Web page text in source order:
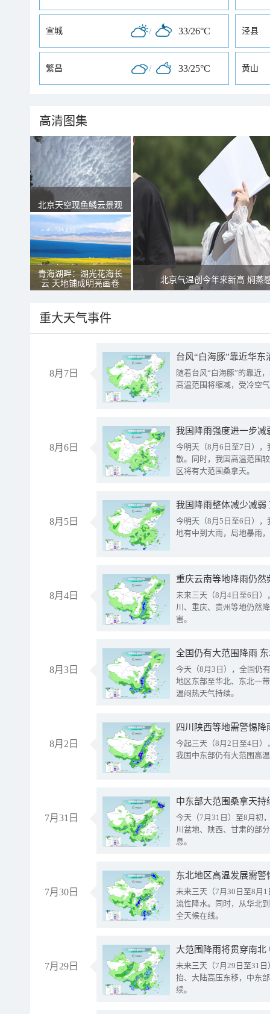
宣城 / 33/26°C 泾县
繁昌 / 33/25°C 黄山
高清图集
北京天空现鱼鳞云景观
青海湖畔：湖光花海长
云 天地铺成明亮画卷
北京气温创今年来新高 焖蒸
重大天气事件
8月7日
台风“白海豚”靠近华
随着台风“白海豚”的靠近
高温范围将缩减，受冷空
8月6日
今明天（8月6日至7日）
散。同时，我国高温范围
区将有大范围桑拿天。
8月5日
我国降雨整体减少减弱
今明天（8月5日至6日）
地有中到大雨，局地暴雨
8月4日
重庆云南等地降雨仍然
未来三天（8月4日至6日
川、重庆、贵州等地仍然
害。
8月3日
全国仍有大范围降雨
今天（8月3日），全国仍
地区东部至华北、东北一
温闷热天气持续。
8月2日
今起三天（8月2日至4日
我国中东部仍有大范围高
7月31日
中东部大范围桑拿天
今天（7月31日）至8月初
川盆地、陕西、甘肃的部
息。
7月30日
东北地区高温发展需
未来三天（7月30日至8月
流性降水。同时，从华北
全天候在线。
7月29日
大范围降雨将贯穿南
未来三天（7月29日至31
抬、大陆高压东移，中东
续。